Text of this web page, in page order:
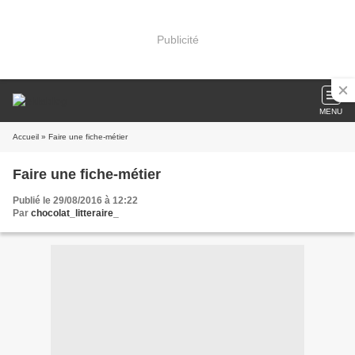
Publicité
MENU
Accueil » Faire une fiche-métier
Faire une fiche-métier
Publié le 29/08/2016 à 12:22
Par chocolat_litteraire_